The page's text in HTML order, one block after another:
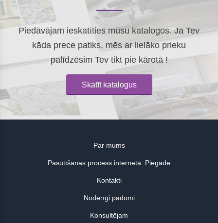
Piedāvājam ieskatīties mūsu katalogos. Ja Tev
kāda prece patiks, mēs ar lielāko prieku
palīdzēsim Tev tikt pie kārotā !
Skatīt katalogus
Par mums
Pasūtīšanas process internetā. Piegāde
Kontakti
Noderīgi padomi
Konsultējam